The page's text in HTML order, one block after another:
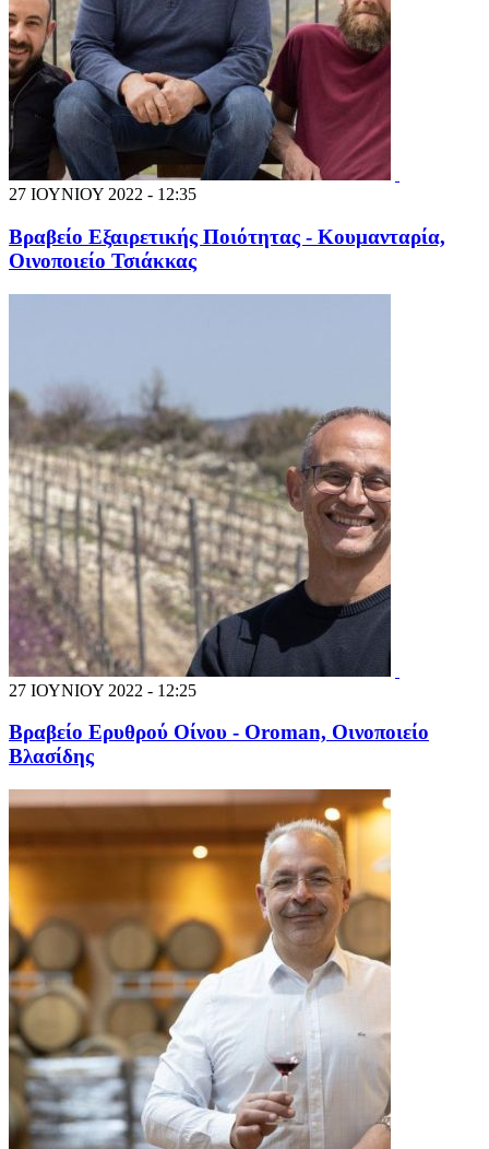
27 ΙΟΥΝΙΟΥ 2022 - 12:35
Βραβείο Εξαιρετικής Ποιότητας - Κουμανταρία,
Οινοποιείο Τσιάκκας
27 ΙΟΥΝΙΟΥ 2022 - 12:25
Βραβείο Ερυθρού Οίνου - Orοman, Οινοποιείο
Βλασίδης